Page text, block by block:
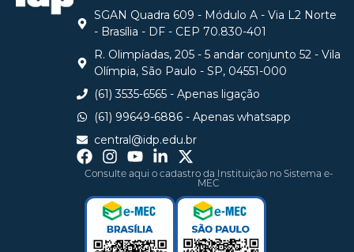
SGAN Quadra 609 - Módulo A - Via L2 Norte
- Brasília - DF - CEP 70.830-401
R. Olimpíadas, 205 - 5 andar conjunto 52 - Vila
Olímpia, São Paulo - SP, 04551-000
(61) 3535-6565 - Apenas ligação
(61) 99649-6886 - Apenas whatsapp
central@idp.edu.br
Consulte aqui o cadastro da Instituição no Sistema e-
MEC